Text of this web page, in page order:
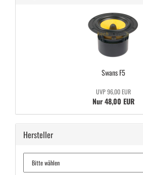
Swans F5
UVP 96,00 EUR
Nur 48,00 EUR
Hersteller